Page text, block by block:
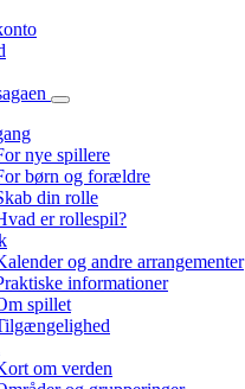
nye spillere
børn og forældre
din rolle
er rollespil?
og andre arrangementer
informationer
spillet
om verden